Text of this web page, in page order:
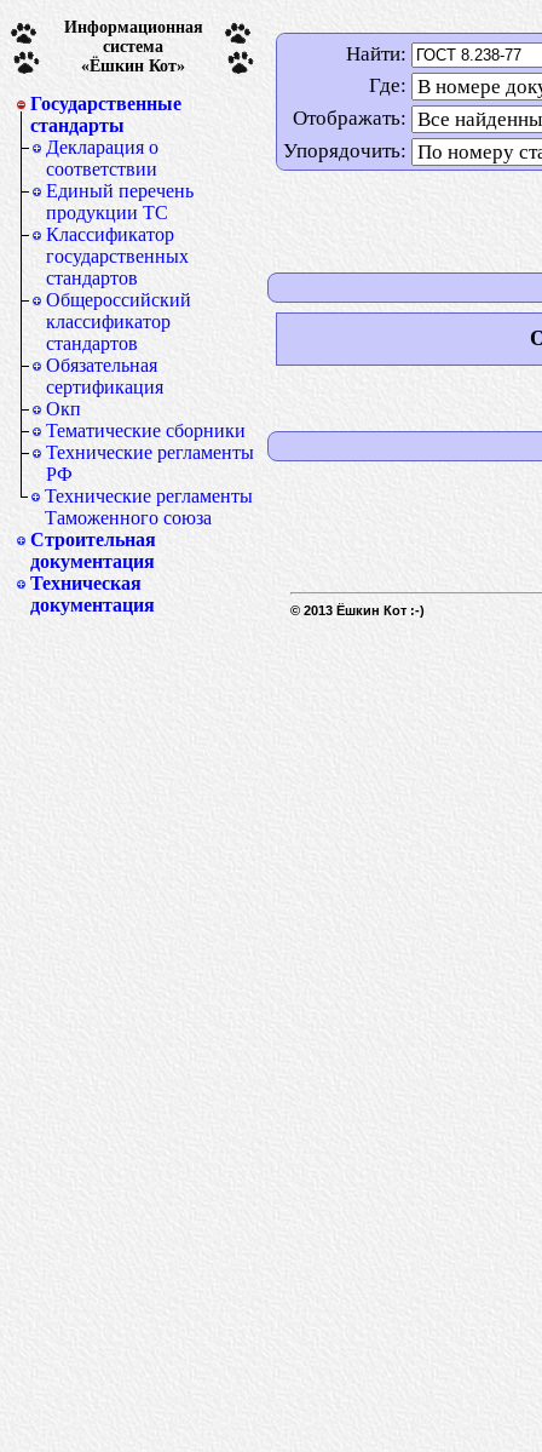
Информационная
система
«Ёшкин Кот»
Государственные
стандарты
Декларация о
соответствии
Единый перечень
продукции ТС
Классификатор
государственных
стандартов
Общероссийский
классификатор
стандартов
Обязательная
сертификация
Окп
Тематические сборники
Технические регламенты
РФ
Технические регламенты
Таможенного союза
Строительная
документация
Техническая
документация
Найти:
Где:
Отображать:
Упорядочить:
© 2013 Ёшкин Кот :-)